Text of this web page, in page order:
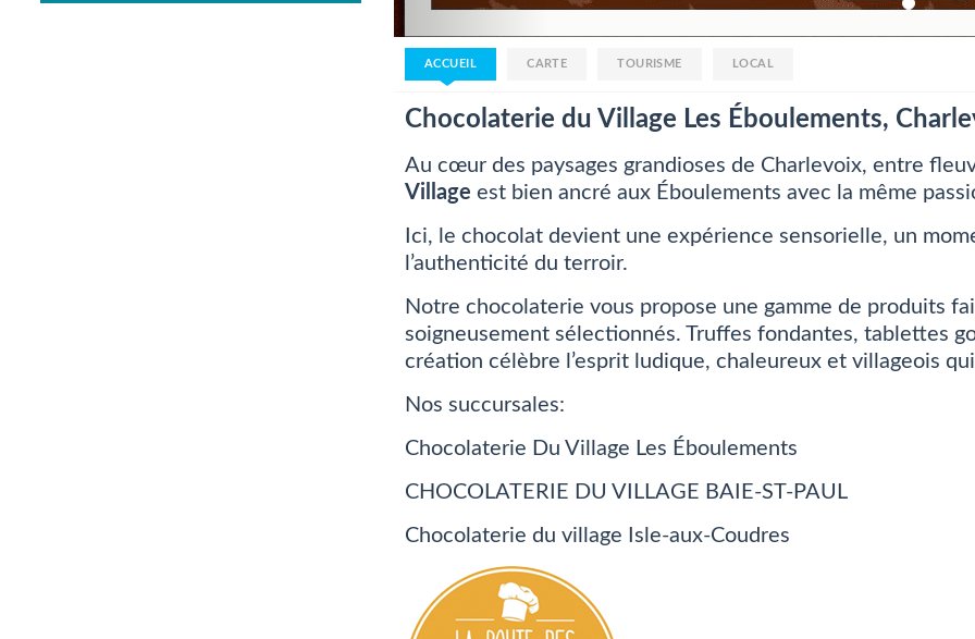
ACCUEIL CARTE TOURISME LOCAL
Chocolaterie du Village Les Éboulements,
Au cœur des paysages grandioses de Charlevoix, entre
Village est bien ancré aux Éboulements avec la même
Ici, le chocolat devient une expérience sensorielle, un
l’authenticité du terroir.
Notre chocolaterie vous propose une gamme de produits
soigneusement sélectionnés. Truffes fondantes, tablettes
création célèbre l’esprit ludique, chaleureux et villageois
Nos succursales:
Chocolaterie Du Village Les Éboulements
CHOCOLATERIE DU VILLAGE BAIE-ST-PAUL
Chocolaterie du village Isle-aux-Coudres